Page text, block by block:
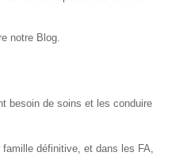
notre Blog.
besoin de soins et les conduire
définitive, et dans les FA,